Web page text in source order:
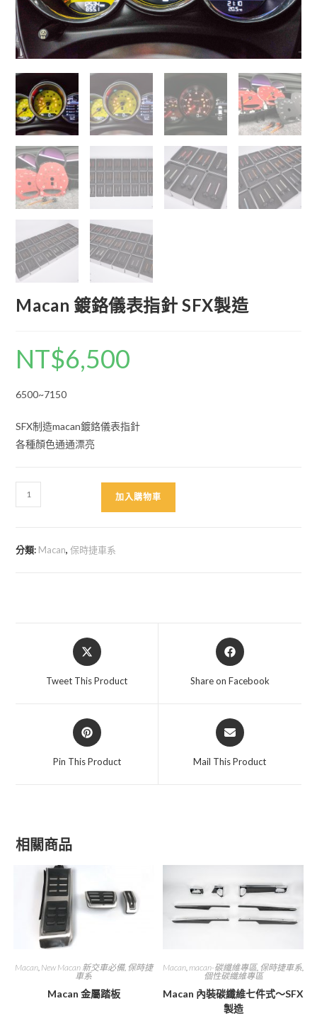
Macan 鍍鉻儀表指針 SFX製造
NT$6,500
6500~7150
SFX制造macan鍍鉻儀表指針
各種顏色通通漂亮
Macan
鍍
儀
加入購物車
分類: Macan,保時捷車系
Opens
in
Tweet This Product
Opens
in
Share on Facebook
Opens
in
Pin This Product
Opens
in
Mail This Product
相關商品
Macan, New Macan 新交車必備, 保時捷
車系
Macan 金屬踏板
Macan,macan-碳纖維專區, 保時捷車系,
個性碳纖維專區
Macan 內裝碳纖維七件式～SFX
製造